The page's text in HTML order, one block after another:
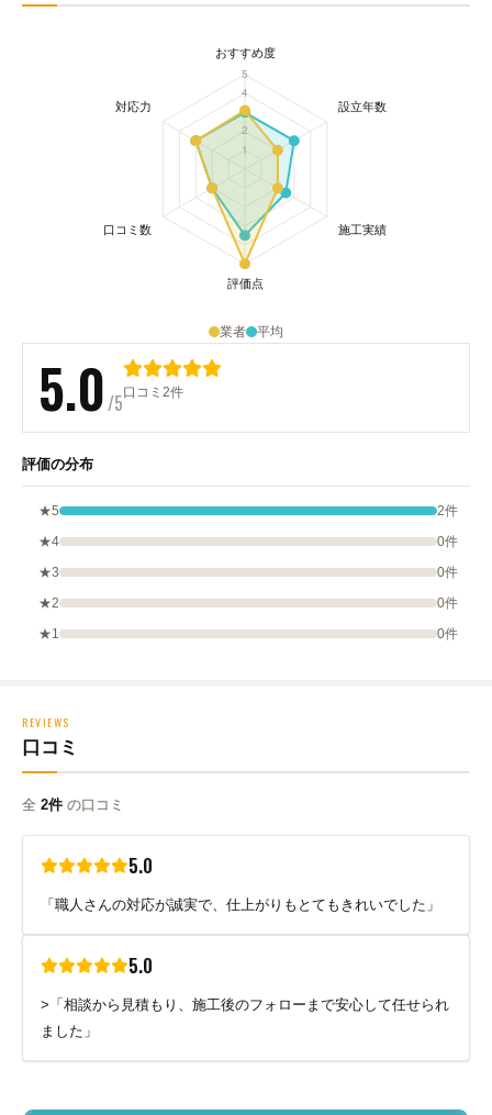
業者 平均
5.0 /5口コミ2件
評価の分布
★5
2件
★4
0件
★3
0件
★2
0件
★1
0件
REVIEWS
口コミ
全 2件 の口コミ
5.0
「職人さんの対応が誠実で、仕上がりもとてもきれいでした」
5.0
>「相談から見積もり、施工後のフォローまで安心して任せられ
ました」